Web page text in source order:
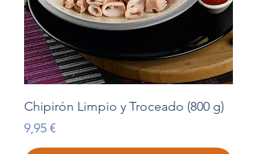
Chipirón Limpio y Troceado (800 g)
Precio
9,95 €